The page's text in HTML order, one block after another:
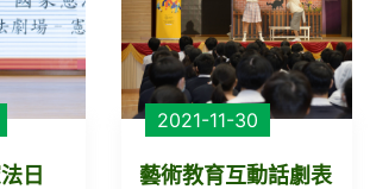
日
2021-11-30
藝術教育互動話劇表